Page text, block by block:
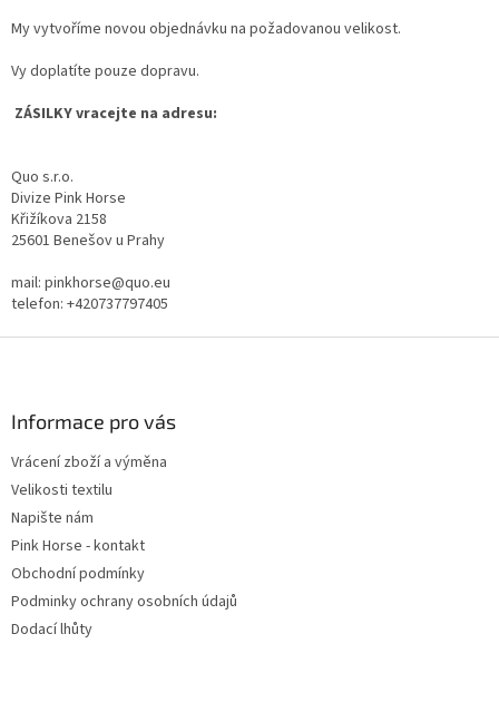
My vytvoříme novou objednávku na požadovanou velikost.
Vy doplatíte pouze dopravu.
ZÁSILKY vracejte na adresu:
Quo s.r.o.
Divize Pink Horse
Křižíkova 2158
25601 Benešov u Prahy
mail: pinkhorse@quo.eu
telefon: +420737797405
Informace pro vás
Vrácení zboží a výměna
Velikosti textilu
Napište nám
Pink Horse - kontakt
Obchodní podmínky
Podminky ochrany osobních údajů
Dodací lhůty